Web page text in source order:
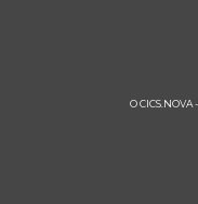
O